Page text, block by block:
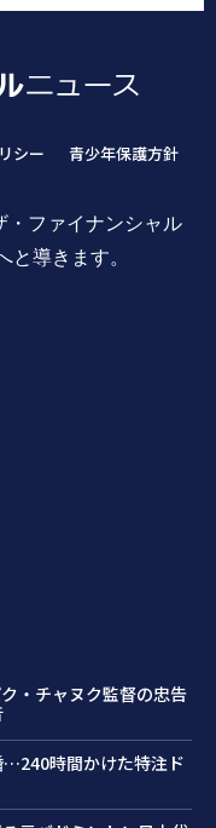
シー 青少年保護方針
・ファイナンシャル
導きます。
・チャヌク監督の忠告
…240時間かけた特注ド